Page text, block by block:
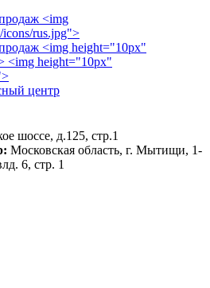
<img
rus.jpg">
<img height="10px"
<img height="10px"
центр
шоссе, д.125, стр.1
Московская область, г. Мытищи, 1-
6, стр. 1